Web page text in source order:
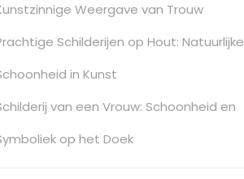
Weergave van Trouw
Schilderijen op Hout: Natuurlijke
in Kunst
van een Vrouw: Schoonheid en
op het Doek